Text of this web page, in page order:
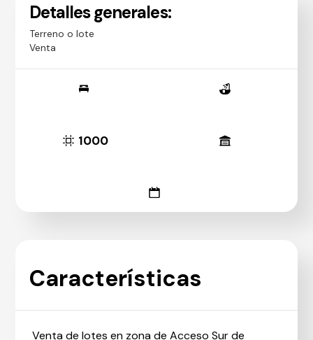
Detalles generales:
Terreno o lote
Venta
1000
Características
Venta de lotes en zona de Acceso Sur de